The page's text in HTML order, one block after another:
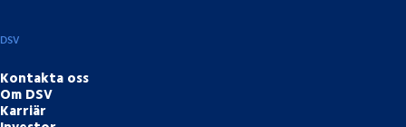
DSV
Kontakta oss
Om DSV
Karriär